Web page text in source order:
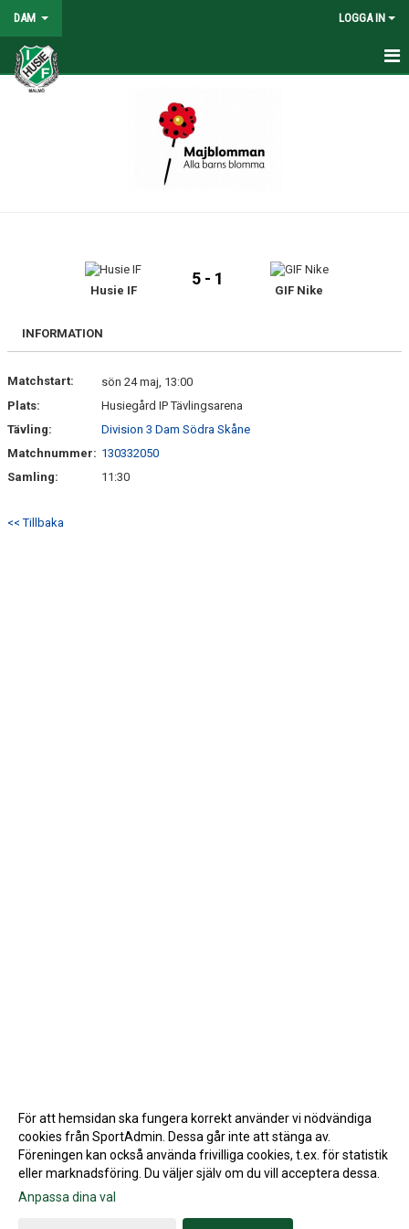
DAM LOGGA IN
HEM
Husie IF
5 - 1
GIF Nike
INFORMATION
Matchstart:
sön 24 maj, 13:00
Plats:
Husiegård IP Tävlingsarena
Tävling:
Division 3 Dam Södra Skåne
Matchnummer: 130332050
Samling:
11:30
<< Tillbaka
Gå till Webbversion
För att hemsidan ska fungera korrekt använder vi nödvändiga
cookies från SportAdmin. Dessa går inte att stänga av.
Föreningen kan också använda frivilliga cookies, t.ex. för statistik
eller marknadsföring. Du väljer själv om du vill acceptera dessa.
Anpassa dina val